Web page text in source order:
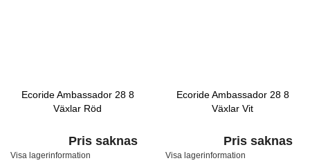
Ecoride Ambassador 28 8
Växlar Röd
Pris saknas
Visa lagerinformation
Ecoride Ambassador 28 8
Växlar Vit
Pris saknas
Visa lagerinformation